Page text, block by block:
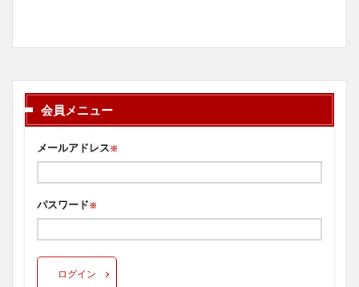
会員メニュー
メールアドレス※
パスワード※
ログイン